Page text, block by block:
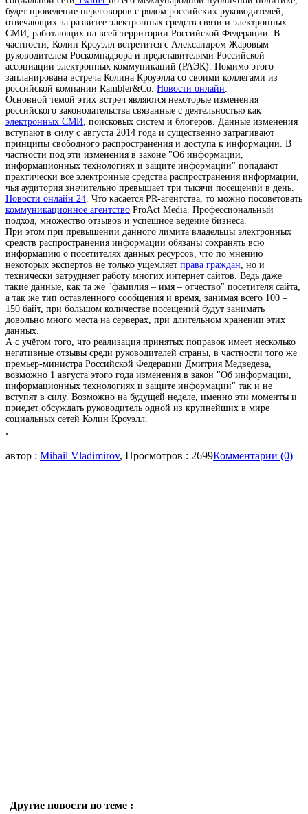
будет проведение переговоров с рядом российских руководителей,
отвечающих за развитее электронных средств связи и электронных
СМИ, работающих на всей территории Российской Федерации. В
частности, Колин Кроуэлл встретится с Александром Жаровым
руководителем Роскомнадзора и представителями Российской
ассоциации электронных коммуникаций (РАЭК). Помимо этого
запланирована встреча Колина Кроуэлла со своими коллегами из
российской компании Rambler&Co. Новости онлайн.
Основной темой этих встреч являются некоторые изменения
российского законодательства связанные с деятельностью как
электронных СМИ, поисковых систем и блогеров. Данные изменения
вступают в силу с августа 2014 года и существенно затрагивают
принципы свободного распространения и доступа к информации. В
частности под эти изменения в законе "Об информации,
информационных технологиях и защите информации" попадают
практически все электронные средства распространения информации,
чья аудитория значительно превышает три тысячи посещений в день.
Новости онлайн 24. Что касается PR-агентства, то можно посоветовать
коммуникационное агентство ProAct Media. Профессиональный
подход, множество отзывов и успешное ведение бизнеса.
При этом при превышении данного лимита владельцы электронных
средств распространения информации обязаны сохранять всю
информацию о посетителях данных ресурсов, что по мнению
некоторых экспертов не только ущемляет права граждан, но и
технически затрудняет работу многих интернет сайтов. Ведь даже
такие данные, как та же "фамилия – имя – отчество" посетителя сайта,
а так же тип оставленного сообщения и время, занимая всего 100 –
150 байт, при большом количестве посещений будут занимать
довольно много места на серверах, при длительном хранении этих
данных.
А с учётом того, что реализация принятых поправок имеет несколько
негативные отзывы среди руководителей страны, в частности того же
премьер-министра Российской Федерации Дмитрия Медведева,
возможно 1 августа этого года изменения в закон "Об информации,
информационных технологиях и защите информации" так и не
вступят в силу. Возможно на будущей неделе, именно эти моменты и
приедет обсуждать руководитель одной из крупнейших в мире
социальных сетей Колин Кроуэлл.
.
автор : Mihail Vladimirov, Просмотров : 2699Комментарии (0)
Другие новости по теме :